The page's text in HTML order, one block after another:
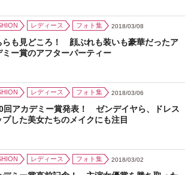
レディース フォト集 2018/03/08
らも見どころ！ 顔ぶれも装いも豪華だったア
ミー賞のアフターパーティー
レディース フォト集 2018/03/06
回アカデミー賞発表！ ゼンデイヤら、ドレス
プした美女たちのメイクにも注目
レディース フォト集 2018/03/02